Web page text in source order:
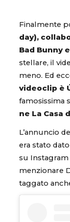
Finalmente
day),
Bad Bunny
stellare, il
meno. Ed
videoclip è
famosissima
ne La Casa
L’annuncio
era stato
su
menzionare
taggato